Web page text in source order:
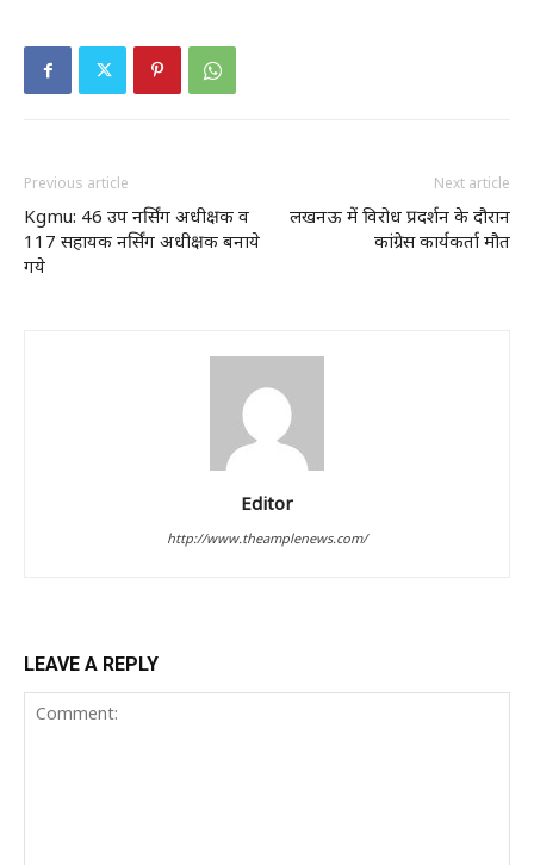
Previous article
Kgmu: 46 उप नर्सिंग अधीक्षक व
117 सहायक नर्सिंग अधीक्षक बनाये
गये
Next article
लखनऊ में विरोध प्रदर्शन के दौरान
कांग्रेस कार्यकर्ता मौत
Editor
http://www.theamplenews.com/
LEAVE A REPLY